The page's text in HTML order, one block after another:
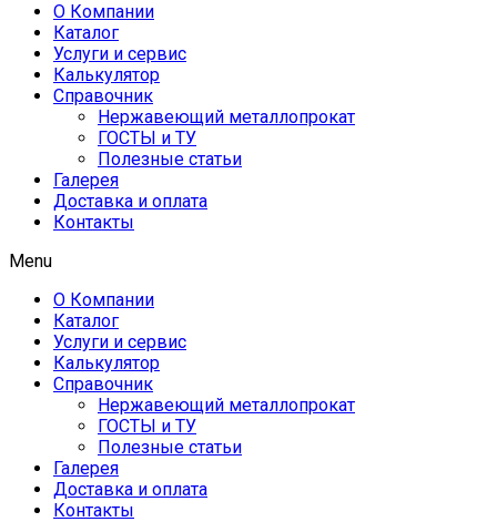
О Компании
Каталог
Услуги и сервис
Калькулятор
Справочник
Нержавеющий металлопрокат
ГОСТЫ и ТУ
Полезные статьи
Галерея
Доставка и оплата
Контакты
Menu
О Компании
Каталог
Услуги и сервис
Калькулятор
Справочник
Нержавеющий металлопрокат
ГОСТЫ и ТУ
Полезные статьи
Галерея
Доставка и оплата
Контакты